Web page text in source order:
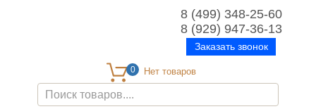
0
8 (499) 348-25-60
8 (929) 947-36-13
Заказать звонок